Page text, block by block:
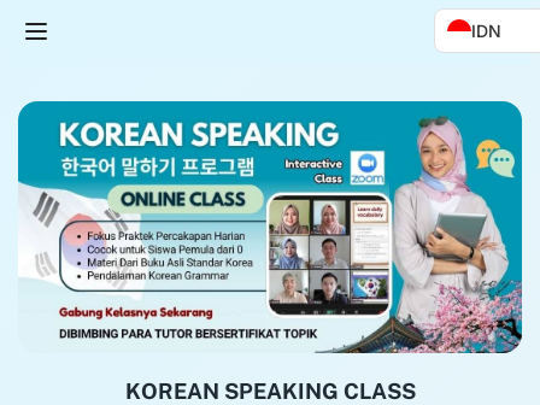
IDN
KOREAN SPEAKING CLASS